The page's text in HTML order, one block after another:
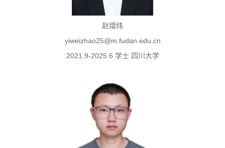
赵熠炜
yiweizhao25@m.fudan.edu.cn
2021.9-2025.6 学士 四川大学